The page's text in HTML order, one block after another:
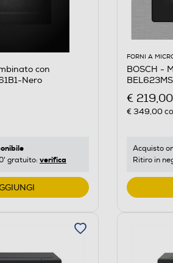
con
Nero
gratuito: verifica
FORNI A
BOSCH -
€ 219,00
€ 349,00
Acquisto
Ritiro in